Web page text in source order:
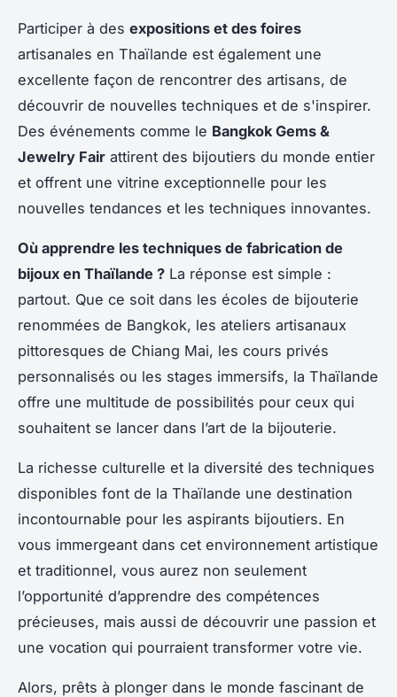
Participer à des expositions et des foires
artisanales en Thaïlande est également une
excellente façon de rencontrer des artisans, de
découvrir de nouvelles techniques et de s'inspirer.
Des événements comme le Bangkok Gems &
Jewelry Fair attirent des bijoutiers du monde entier
et offrent une vitrine exceptionnelle pour les
nouvelles tendances et les techniques innovantes.
Où apprendre les techniques de fabrication de
bijoux en Thaïlande ? La réponse est simple :
partout. Que ce soit dans les écoles de bijouterie
renommées de Bangkok, les ateliers artisanaux
pittoresques de Chiang Mai, les cours privés
personnalisés ou les stages immersifs, la Thaïlande
offre une multitude de possibilités pour ceux qui
souhaitent se lancer dans l’art de la bijouterie.
La richesse culturelle et la diversité des techniques
disponibles font de la Thaïlande une destination
incontournable pour les aspirants bijoutiers. En
vous immergeant dans cet environnement artistique
et traditionnel, vous aurez non seulement
l’opportunité d’apprendre des compétences
précieuses, mais aussi de découvrir une passion et
une vocation qui pourraient transformer votre vie.
Alors, prêts à plonger dans le monde fascinant de